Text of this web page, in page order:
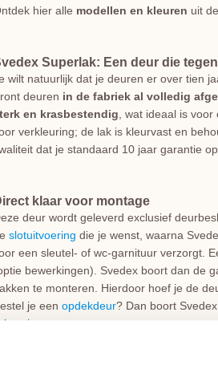
hier alle modellen en kleuren uit de
Superlak: Een deur die
wilt natuurlijk dat je deuren er over tien
deuren in de fabriek al volledig
en krasbestendig , wat ideaal is
verkleuring; de lak is kleurvast en
dat je standaard 10 jaar garantie
klaar voor montage
deur wordt geleverd exclusief
slotuitvoering die je wenst, waarna
een sleutel- of wc-garnituur verzorgt.
bewerkingen). Svedex boort dan de
te monteren. Hierdoor hoef je de
je een opdekdeur? Dan boort
scharnieren